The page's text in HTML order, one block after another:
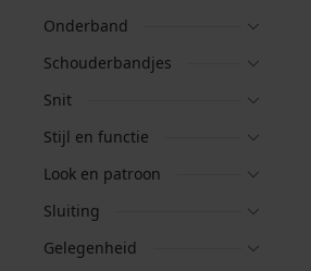
Onderband
Schouderbandjes
Snit
Stijl en functie
Look en patroon
Sluiting
Gelegenheid